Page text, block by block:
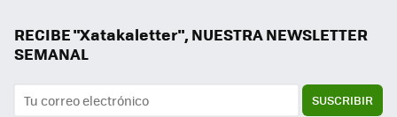
RECIBE "Xatakaletter", NUESTRA NEWSLETTER
SEMANAL
SUSCRIBIR